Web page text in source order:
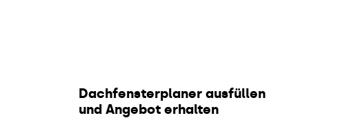
Dachfensterplaner ausfüllen
und Angebot erhalten